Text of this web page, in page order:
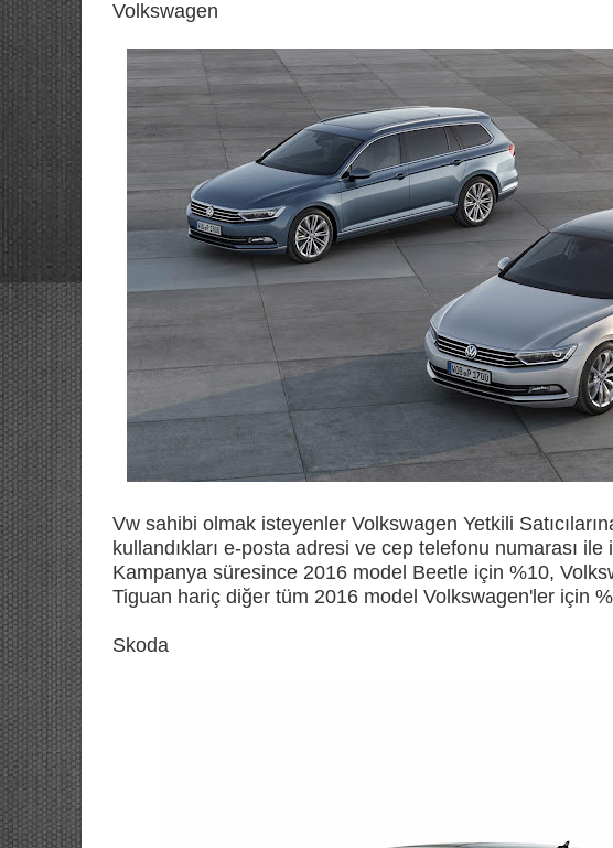
Volkswagen
Vw sahibi olmak isteyenler Volkswagen Yetkili
kullandıkları e-posta adresi ve cep telefonu numarası ile
Kampanya süresince 2016 model Beetle için %10,
Tiguan hariç diğer tüm 2016 model Volkswagen'ler için
Skoda